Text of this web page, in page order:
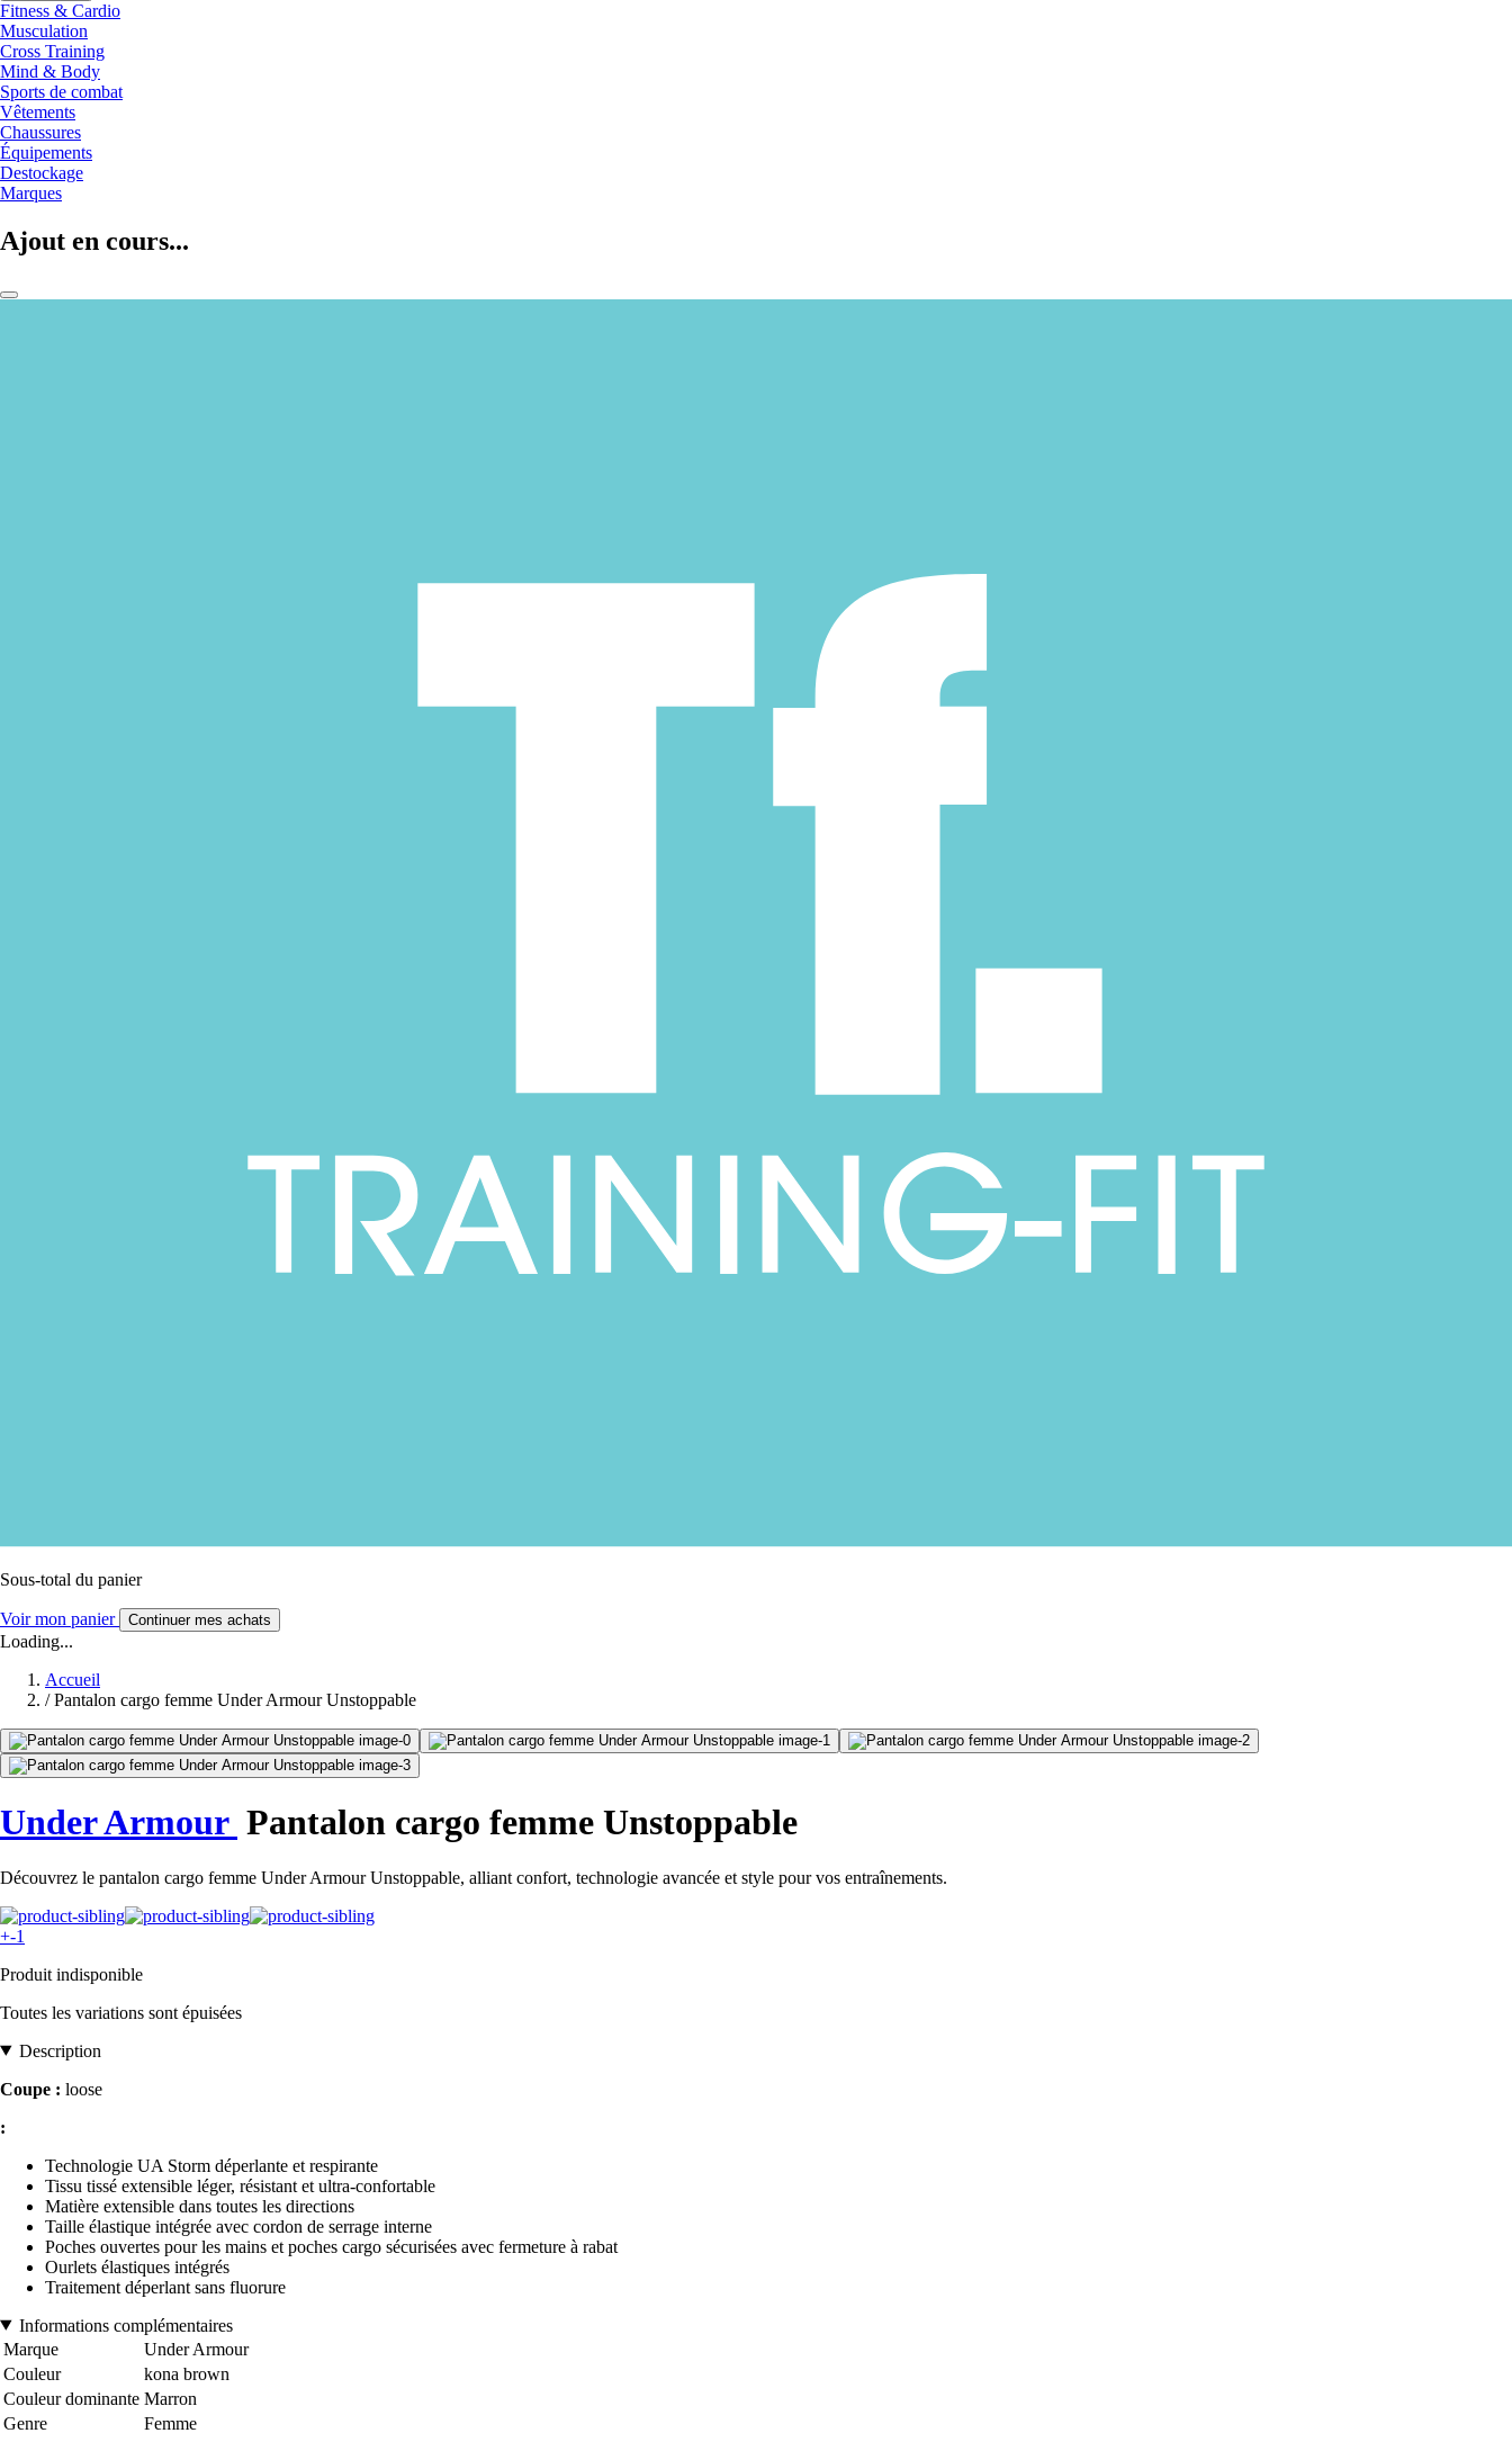
Fitness & Cardio
Musculation
Cross Training
Mind & Body
Sports de combat
Vêtements
Chaussures
Équipements
Destockage
Marques
Ajout en cours...
Sous-total du panier
Voir mon panier Continuer mes achats
Loading...
Accueil
/ Pantalon cargo femme Under Armour Unstoppable
Under Armour Pantalon cargo femme Unstoppable
Découvrez le pantalon cargo femme Under Armour Unstoppable, alliant confort, technologie avancée et style pour vos entraînements.
+-1
Produit indisponible
Toutes les variations sont épuisées
Description
Coupe : loose
:
Technologie UA Storm déperlante et respirante
Tissu tissé extensible léger, résistant et ultra-confortable
Matière extensible dans toutes les directions
Taille élastique intégrée avec cordon de serrage interne
Poches ouvertes pour les mains et poches cargo sécurisées avec fermeture à rabat
Ourlets élastiques intégrés
Traitement déperlant sans fluorure
Informations complémentaires
Marque
Under Armour
Couleur
kona brown
Couleur dominante Marron
Genre
Femme